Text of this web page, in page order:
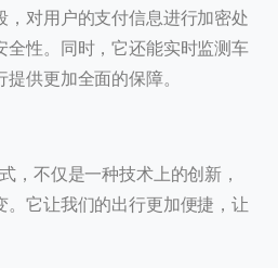
，对用户的支付信息进行加密处
全性。同时，它还能实时监测车
供更加全面的保障。
，不仅是一种技术上的创新，
。它让我们的出行更加便捷，让